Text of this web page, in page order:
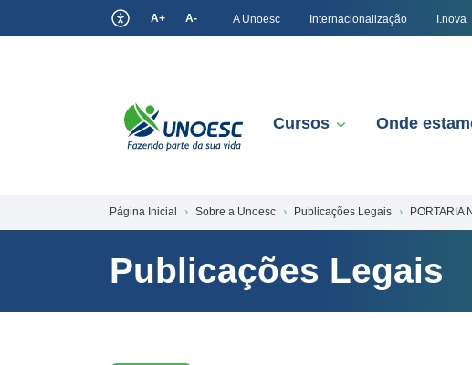
A+ A- A Unoesc Internacionalização I.nova
Cursos Onde
Página Inicial Sobre a Unoesc Publicações Legais PORTARIA
Publicações Legais